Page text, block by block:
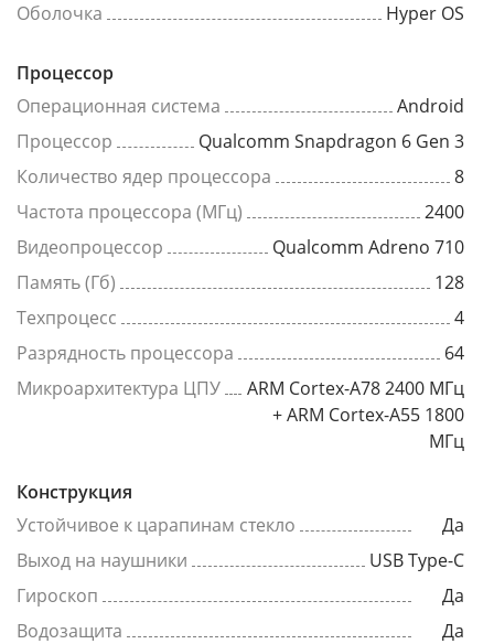
Оболочка
Hyper OS
Процессор
Операционная система
Android
Процессор
Qualcomm Snapdragon 6 Gen 3
Количество ядер процессора
8
Частота процессора (МГц)
2400
Видеопроцессор
Qualcomm Adreno 710
Память (Гб)
128
Техпроцесс
4
Разрядность процессора
64
Микроархитектура ЦПУ
ARM Cortex-A78 2400 МГц
+ ARM Cortex-A55 1800
МГц
Конструкция
Устойчивое к царапинам стекло
Да
Выход на наушники
USB Type-C
Гироскоп
Да
Водозащита
Да